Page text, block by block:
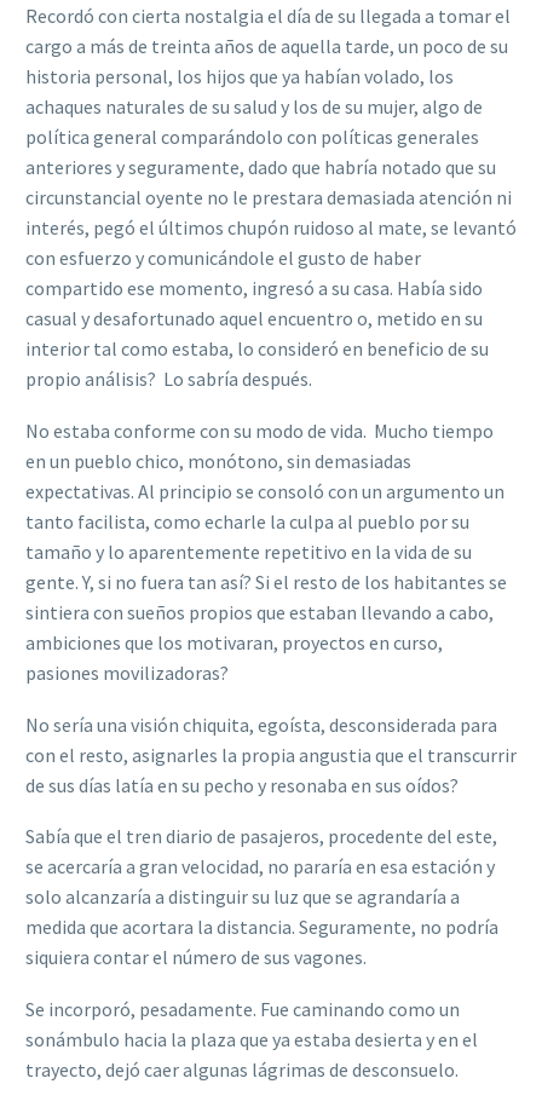
Recordó con cierta nostalgia el día de su llegada a tomar el
cargo a más de treinta años de aquella tarde, un poco de su
historia personal, los hijos que ya habían volado, los
achaques naturales de su salud y los de su mujer, algo de
política general comparándolo con políticas generales
anteriores y seguramente, dado que habría notado que su
circunstancial oyente no le prestara demasiada atención ni
interés, pegó el últimos chupón ruidoso al mate, se levantó
con esfuerzo y comunicándole el gusto de haber
compartido ese momento, ingresó a su casa. Había sido
casual y desafortunado aquel encuentro o, metido en su
interior tal como estaba, lo consideró en beneficio de su
propio análisis? Lo sabría después.
No estaba conforme con su modo de vida. Mucho tiempo
en un pueblo chico, monótono, sin demasiadas
expectativas. Al principio se consoló con un argumento un
tanto facilista, como echarle la culpa al pueblo por su
tamaño y lo aparentemente repetitivo en la vida de su
gente. Y, si no fuera tan así? Si el resto de los habitantes se
sintiera con sueños propios que estaban llevando a cabo,
ambiciones que los motivaran, proyectos en curso,
pasiones movilizadoras?
No sería una visión chiquita, egoísta, desconsiderada para
con el resto, asignarles la propia angustia que el transcurrir
de sus días latía en su pecho y resonaba en sus oídos?
Sabía que el tren diario de pasajeros, procedente del este,
se acercaría a gran velocidad, no pararía en esa estación y
solo alcanzaría a distinguir su luz que se agrandaría a
medida que acortara la distancia. Seguramente, no podría
siquiera contar el número de sus vagones.
Se incorporó, pesadamente. Fue caminando como un
sonámbulo hacia la plaza que ya estaba desierta y en el
trayecto, dejó caer algunas lágrimas de desconsuelo.